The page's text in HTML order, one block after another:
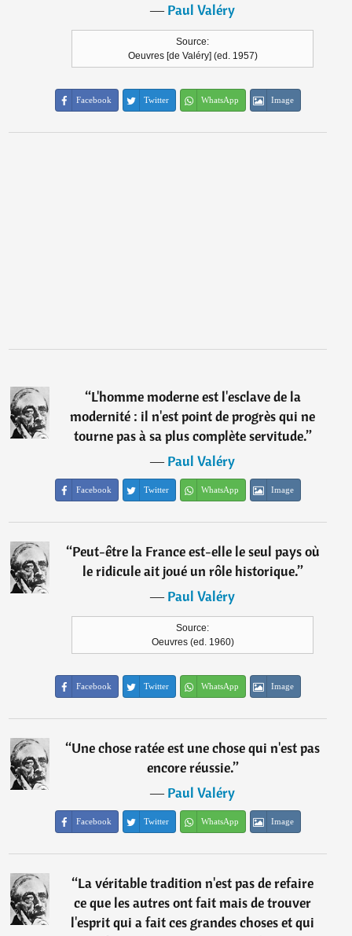
―Paul Valéry
Source:
Oeuvres [de Valéry] (ed. 1957)
Facebook Twitter WhatsApp Image
“L'homme moderne est l'esclave de la
modernité : il n'est point de progrès qui ne
tourne pas à sa plus complète servitude.”
―Paul Valéry
Facebook Twitter WhatsApp Image
“Peut-être la France est-elle le seul pays où
le ridicule ait joué un rôle historique.”
―Paul Valéry
Source:
Oeuvres (ed. 1960)
Facebook Twitter WhatsApp Image
“Une chose ratée est une chose qui n'est pas
encore réussie.”
―Paul Valéry
Facebook Twitter WhatsApp Image
“La véritable tradition n'est pas de refaire
ce que les autres ont fait mais de trouver
l'esprit qui a fait ces grandes choses et qui